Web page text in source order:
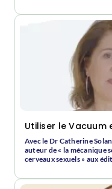
Utiliser le Vacuum
Avec le Dr Catherine
auteur de « la mécanique
cerveaux sexuels » aux